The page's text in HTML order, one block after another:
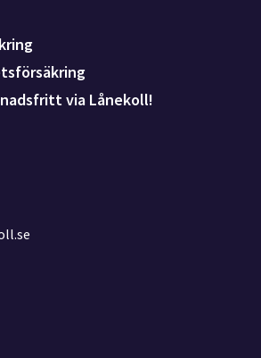
via Lånekoll!